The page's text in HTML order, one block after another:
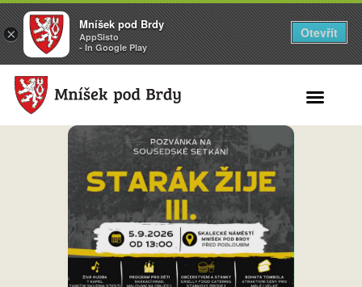
×
Mníšek pod Brdy
AppSisto
- In Google Play
Otevřít